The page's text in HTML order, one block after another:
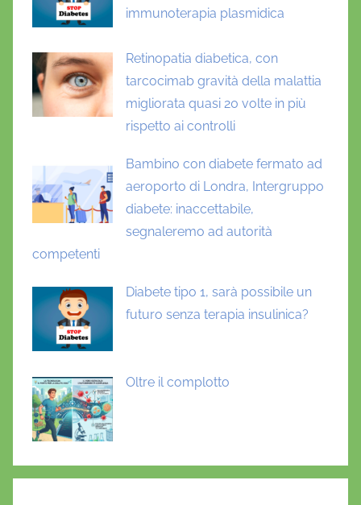
immunoterapia plasmidica
Retinopatia diabetica, con
tarcocimab gravità della malattia
migliorata quasi 20 volte in più
rispetto ai controlli
Bambino con diabete fermato ad
aeroporto di Londra, Intergruppo
diabete: inaccettabile,
segnaleremo ad autorità
competenti
Diabete tipo 1, sarà possibile un
futuro senza terapia insulinica?
Oltre il complotto